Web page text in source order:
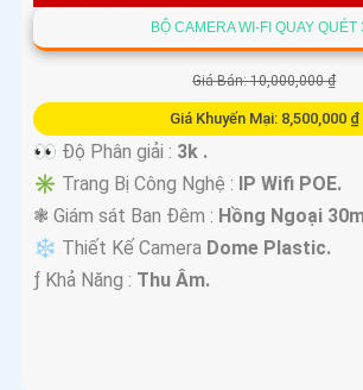
BỘ CAMERA WI-FI QUAY QUÉT
Giá Bán: 10,000,000 ₫
Giá Khuyến Mại: 8,500,000 ₫
👀 Độ Phân giải : 3k .
✳️ Trang Bị Công Nghệ : IP Wifi POE.
❃ Giám sát Ban Đêm : Hồng Ngoại
❄ Thiết Kế Camera Dome Plastic.
️ƒ Khả Năng : Thu Âm.